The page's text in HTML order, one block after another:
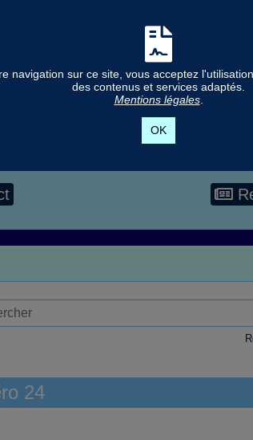
navigation sur ce site, vous acceptez
des contenus et services adaptés.
Mentions légales.
OK
24